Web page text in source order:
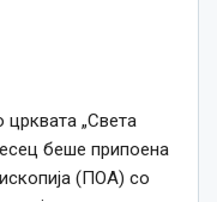
црквата „Света
беше припоена
(ПОА) со